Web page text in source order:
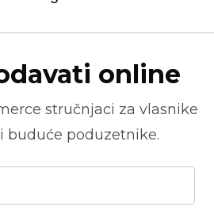
online
stručnjaci za vlasnike
buduće poduzetnike.